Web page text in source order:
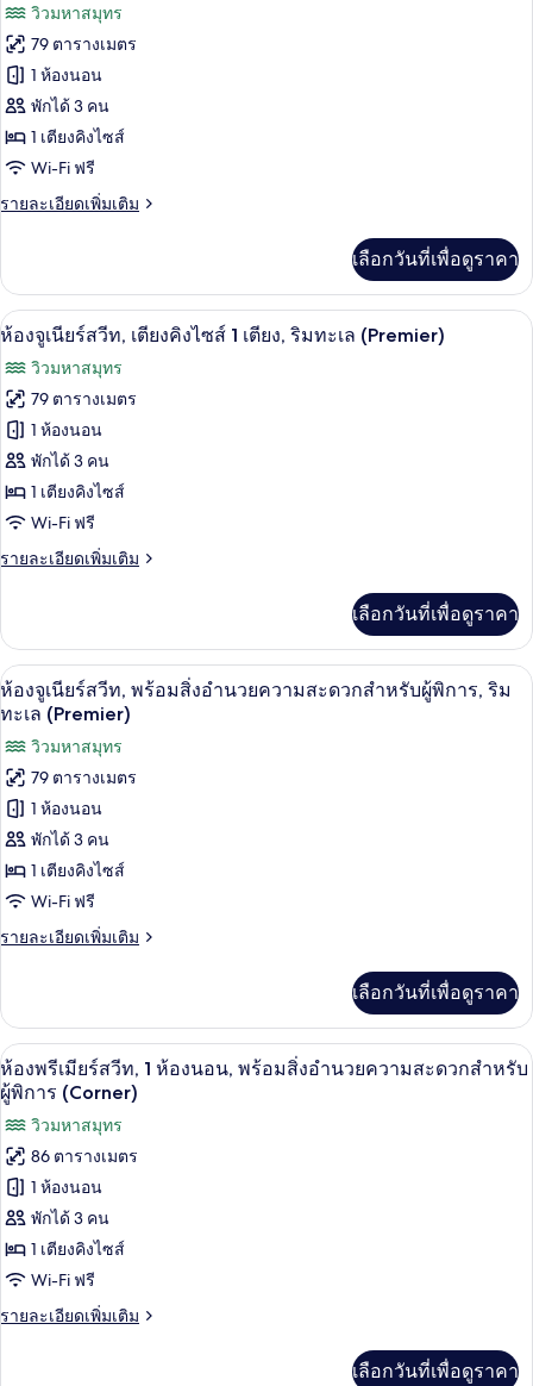
ห้อง
มุม
(Premier,
Corner)
สวี
ท,
เตียง
คิง
ไซส์
เตียง,
ห้อง
(Premier,
ทั้งหมด
ของ
ห้อง
จู
เนียร์,
1
เตียง,
พร้อม
สิ่ง
อำนวย
ความ
สะดวก
สำหรับ
ผู้
ริม
ทะเล
(Premier)
วิวมหาสมุทร
79 ตารางเมตร
1 ห้องนอน
พักได้ 3 คน
1 เตียงคิงไซส์
Wi-Fi ฟรี
รายละเอียดเพิ่มเติม
ราย
เกี่ยว
กับ
ห้อง
เนียร์,
เตียง
คิง
ไซส์
เตียง,
พร้อม
สิ่ง
ความ
ผู้
พิการ,
ริม
ทะเล
(Premier)
เลือกวันที่เพื่อดูราคา
เปิด
ภาพถ่าย
ทั้งหมด
ของ
ห้อง
จู
เนียร์
สวีท,
คิง
ไซส์
1
เตียง,
ริม
ทะเล
(Premier)
เครื่องนอนระดับพรีเมียม, มินิบาร์, ตู้นิ
4
ห้องจูเนียร์สวีท, เตียงคิงไซส์ 1 เตียง, ริมทะเล (Premier)
วิวมหาสมุทร
79 ตารางเมตร
1 ห้องนอน
พักได้ 3 คน
1 เตียงคิงไซส์
Wi-Fi ฟรี
รายละเอียดเพิ่มเติม
ราย
เกี่ยว
กับ
ห้อง
จู
สวี
ท,
เตียง
คิง
ไซส์
เตียง,
ริม
(Premier)
เลือกวันที่เพื่อดูราคา
เปิด
ภาพถ่าย
ทั้งหมด
ของ
ห้อง
จู
เนียร์
อำนวย
ความ
สะดวก
สำหรับ
ผู้
พิการ,
ริม
ทะเล
เครื่องนอนระดับพรีเมียม, มินิบาร์, ตู้นิ
2
ห้องจูเนียร์สวีท, พร้อมสิ่งอำนวยความสะดวกสำหรับผู้พิการ, ริม
ทะเล (Premier)
วิวมหาสมุทร
79 ตารางเมตร
1 ห้องนอน
พักได้ 3 คน
1 เตียงคิงไซส์
Wi-Fi ฟรี
รายละเอียดเพิ่มเติม
ราย
เกี่ยว
กับ
ห้อง
จู
เนียร์
สวี
ท,
พร้อม
สิ่ง
อำนวย
สะดวก
สำหรับ
พิการ,
เลือกวันที่เพื่อดูราคา
เปิด
ภาพถ่าย
ทั้งหมด
ของ
ห้อง
พรีเมียร์
สวีท,
ห้อง
เครื่องนอนระดับพรีเมียม, มินิบาร์, ตู้นิ
5
ห้องพรีเมียร์สวีท, 1 ห้องนอน, พร้อมสิ่งอำนวยความสะดวกสำหรับ
ผู้พิการ (Corner)
วิวมหาสมุทร
86 ตารางเมตร
1 ห้องนอน
พักได้ 3 คน
1 เตียงคิงไซส์
Wi-Fi ฟรี
รายละเอียดเพิ่มเติม
ราย
เลือกวันที่เพื่อดูราคา